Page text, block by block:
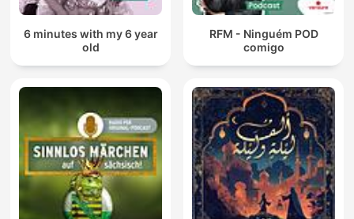
6 minutes with my 6 year
old
RFM - Ninguém POD
comigo